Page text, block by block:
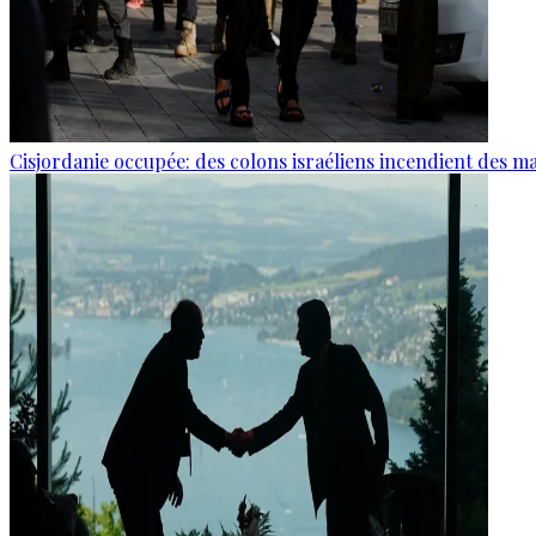
Cisjordanie occupée: des colons israéliens incendient des